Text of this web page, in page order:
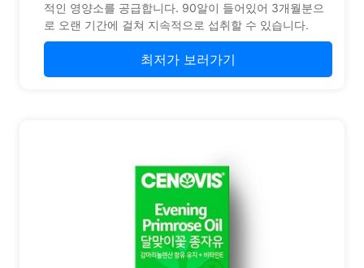
적인 영양소를 공급합니다. 90알이 들어있어 3개월분으
로 오랜 기간에 걸쳐 지속적으로 섭취할 수 있습니다.
최저가 보러가기